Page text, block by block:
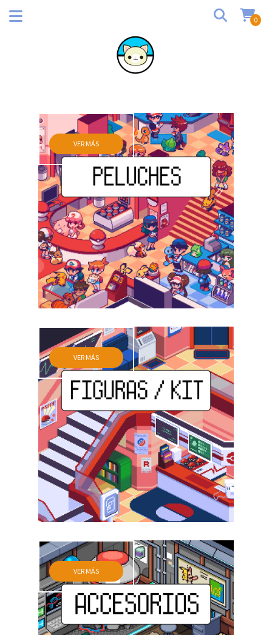
0
VER MÁS
VER MÁS
VER MÁS